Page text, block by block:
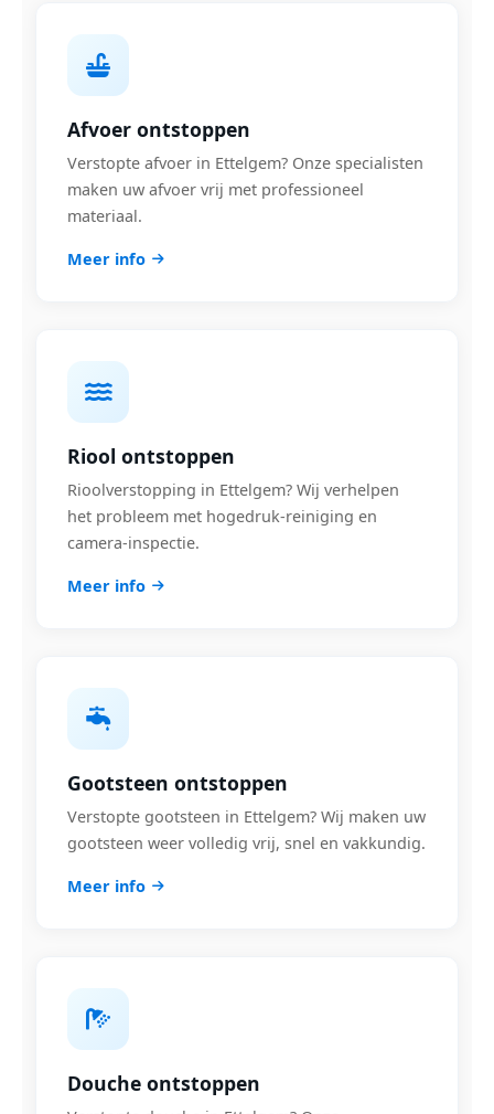
Afvoer ontstoppen
Verstopte afvoer in Ettelgem? Onze specialisten
maken uw afvoer vrij met professioneel
materiaal.
Meer info
Riool ontstoppen
Rioolverstopping in Ettelgem? Wij verhelpen
het probleem met hogedruk-reiniging en
camera-inspectie.
Meer info
Gootsteen ontstoppen
Verstopte gootsteen in Ettelgem? Wij maken uw
gootsteen weer volledig vrij, snel en vakkundig.
Meer info
Douche ontstoppen